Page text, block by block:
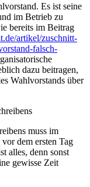
Es ist seine
im Betrieb zu
bereits im Beitrag
artikel/zuschnitt-
falsch-
dazu beitragen,
Wahlvorstands über
muss im
dem ersten Tag
alles, denn sonst
gewisse Zeit